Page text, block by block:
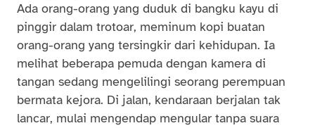
Ada orang-orang yang duduk di bangku kayu di
pinggir dalam trotoar, meminum kopi buatan
orang-orang yang tersingkir dari kehidupan. Ia
melihat beberapa pemuda dengan kamera di
tangan sedang mengelilingi seorang perempuan
bermata kejora. Di jalan, kendaraan berjalan tak
lancar, mulai mengendap mengular tanpa suara